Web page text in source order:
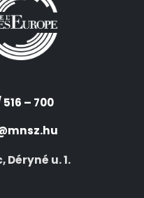
– 700
Déryné u. 1.